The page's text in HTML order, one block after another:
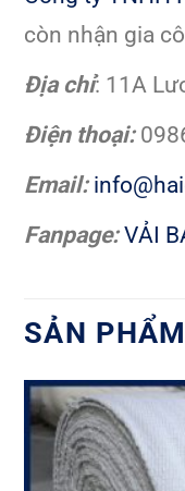
còn nhận gia
Địa chỉ: 11A
Điện thoại:
Email:
Fanpage:VẢI
SẢN